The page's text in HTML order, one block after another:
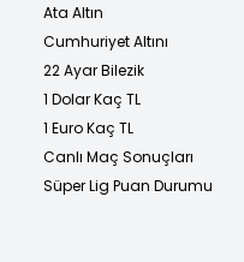
Ata Altın
Cumhuriyet Altını
22 Ayar Bilezik
1 Dolar Kaç TL
1 Euro Kaç TL
Canlı Maç Sonuçları
Süper Lig Puan Durumu